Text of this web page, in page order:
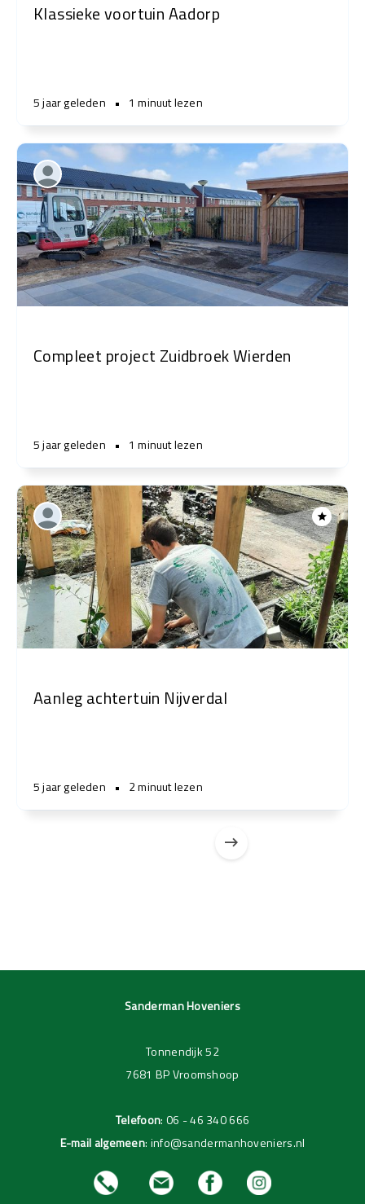
Klassieke voortuin Aadorp
5 jaar geleden • 1 minuut lezen
Compleet project Zuidbroek Wierden
5 jaar geleden • 1 minuut lezen
Aanleg achtertuin Nijverdal
5 jaar geleden • 2 minuut lezen
Sanderman Hoveniers
Tonnendijk 52
7681 BP Vroomshoop
Telefoon: 06 - 46 340 666
E-mail algemeen: info@sandermanhoveniers.nl